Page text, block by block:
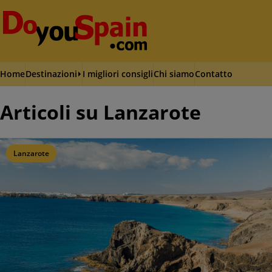
HomeDestinazioni I migliori consigliChi siamoContatto
Articoli su Lanzarote
Lanzarote